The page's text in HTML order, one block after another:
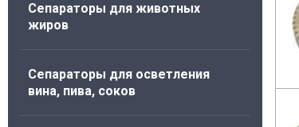
Сепараторы для животных
жиров
Cепараторы для осветления
вина, пива, соков